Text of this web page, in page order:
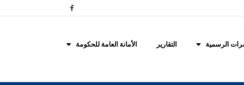
الرسمية التقارير الأمانة العامة للحكومة